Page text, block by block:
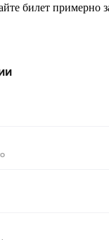
билет примерно